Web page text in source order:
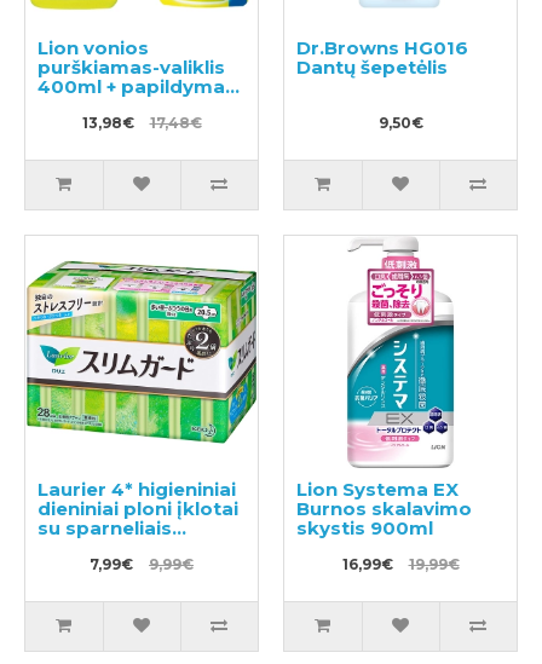
Lion vonios
purškiamas-valiklis
400ml + papildymas
13,98€ 17,48€
Dr.Browns HG016
Dantų šepetėlis
9,50€
Laurier 4* higieniniai
dieniniai ploni įklotai
su sparneliais
7,99€ 9,99€
Lion Systema EX
Burnos skalavimo
skystis 900ml
16,99€ 19,99€